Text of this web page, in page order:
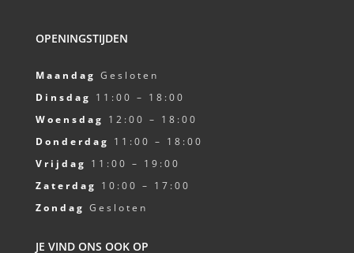
OPENINGSTIJDEN
Maandag Gesloten
Dinsdag 11:00 – 18:00
Woensdag 12:00 – 18:00
Donderdag 11:00 – 18:00
Vrijdag 11:00 – 19:00
Zaterdag 10:00 – 17:00
Zondag Gesloten
JE VIND ONS OOK OP